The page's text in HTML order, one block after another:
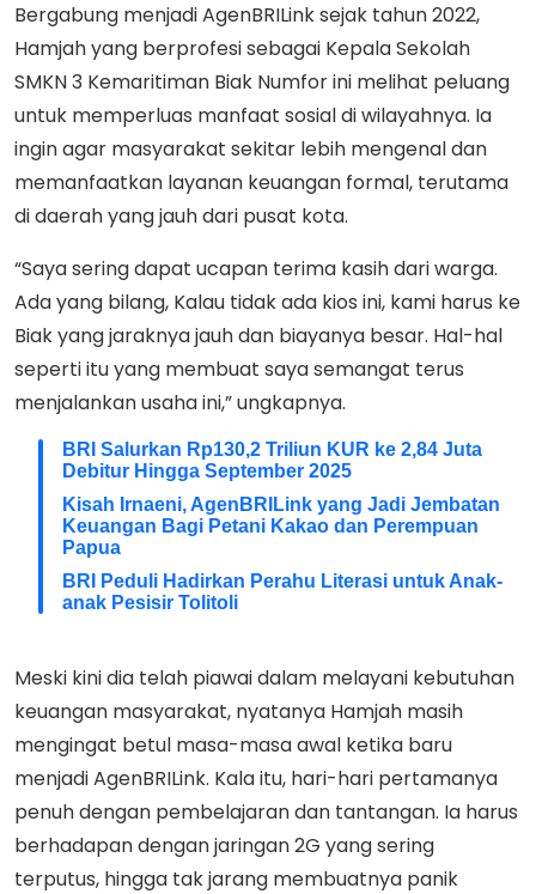
Bergabung menjadi AgenBRILink sejak tahun 2022,
Hamjah yang berprofesi sebagai Kepala Sekolah
SMKN 3 Kemaritiman Biak Numfor ini melihat peluang
untuk memperluas manfaat sosial di wilayahnya. Ia
ingin agar masyarakat sekitar lebih mengenal dan
memanfaatkan layanan keuangan formal, terutama
di daerah yang jauh dari pusat kota.
“Saya sering dapat ucapan terima kasih dari warga.
Ada yang bilang, Kalau tidak ada kios ini, kami harus ke
Biak yang jaraknya jauh dan biayanya besar. Hal-hal
seperti itu yang membuat saya semangat terus
menjalankan usaha ini,” ungkapnya.
BRI Salurkan Rp130,2 Triliun KUR ke 2,84 Juta
Debitur Hingga September 2025
Kisah Irnaeni, AgenBRILink yang Jadi Jembatan
Keuangan Bagi Petani Kakao dan Perempuan
Papua
BRI Peduli Hadirkan Perahu Literasi untuk Anak-
anak Pesisir Tolitoli
Meski kini dia telah piawai dalam melayani kebutuhan
keuangan masyarakat, nyatanya Hamjah masih
mengingat betul masa-masa awal ketika baru
menjadi AgenBRILink. Kala itu, hari-hari pertamanya
penuh dengan pembelajaran dan tantangan. Ia harus
berhadapan dengan jaringan 2G yang sering
terputus, hingga tak jarang membuatnya panik